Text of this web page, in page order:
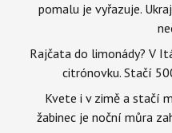
pomalu je vyřazuje.
Rajčata do limonády? V
citrónovku. Stačí
Kvete i v zimě a stačí
žabinec je noční můra